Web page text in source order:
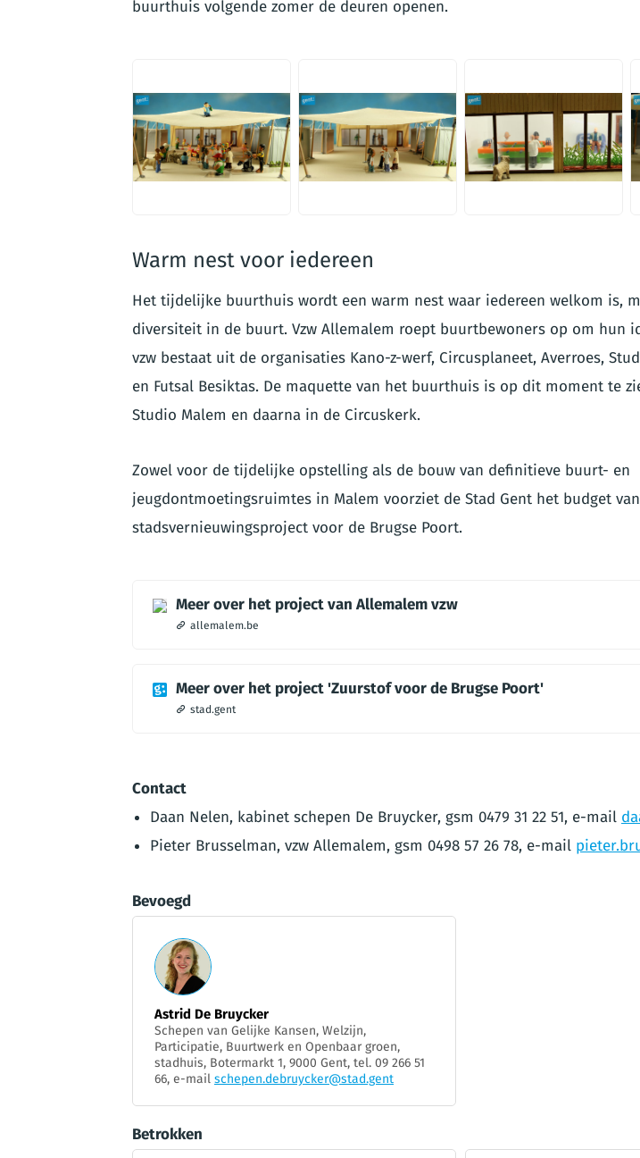
buurthuis volgende zomer de deuren openen.
Warm nest voor iedereen
Het tijdelijke buurthuis wordt een warm nest waar iedereen welkom is,
diversiteit in de buurt. Vzw Allemalem roept buurtbewoners op om hun
vzw bestaat uit de organisaties Kano-z-werf, Circusplaneet, Averroes,
en Futsal Besiktas. De maquette van het buurthuis is op dit moment te
Studio Malem en daarna in de Circuskerk.
Zowel voor de tijdelijke opstelling als de bouw van definitieve buurt- en
jeugdontmoetingsruimtes in Malem voorziet de Stad Gent het budget
stadsvernieuwingsproject voor de Brugse Poort.
Meer over het project van Allemalem vzw
allemalem.be
Meer over het project 'Zuurstof voor de Brugse Poort'
stad.gent
Contact
Daan Nelen, kabinet schepen De Bruycker, gsm 0479 31 22 51, e-mail
Pieter Brusselman, vzw Allemalem, gsm 0498 57 26 78, e-mail
Bevoegd
Astrid De Bruycker
Schepen van Gelijke Kansen, Welzijn,
Participatie, Buurtwerk en Openbaar groen,
stadhuis, Botermarkt 1, 9000 Gent, tel. 09 266 51
66, e-mail schepen.debruycker@stad.gent
Betrokken